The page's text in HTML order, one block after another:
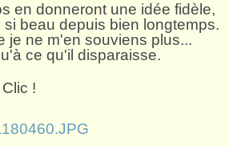
en donneront une idée fidèle,
beau depuis bien longtemps.
je ne m'en souviens plus...
ce qu'il disparaisse.